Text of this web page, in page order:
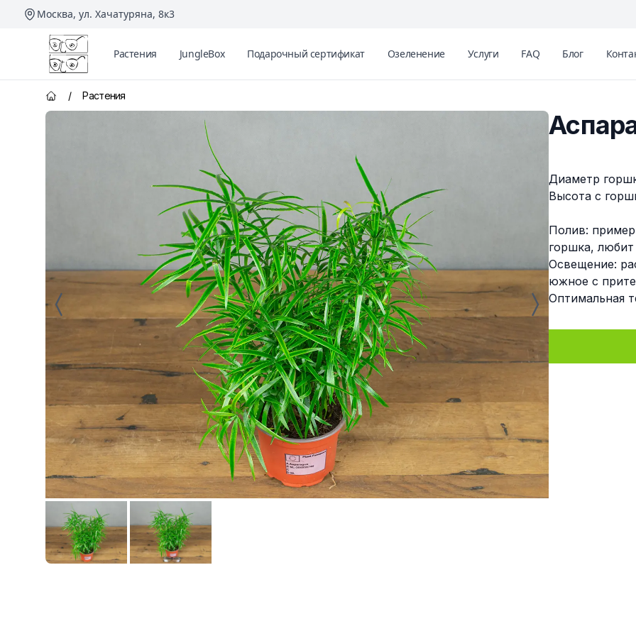
Москва, ул. Хачатуряна, 8к3
Два Ботаника
Растения JungleBox Подарочный сертификат Озеленение Услуги FAQ Блог
Главная страница
/ Растения
Диаметр
Высота с
Полив:
горшка,
Освещение:
южное с
Оптимальная